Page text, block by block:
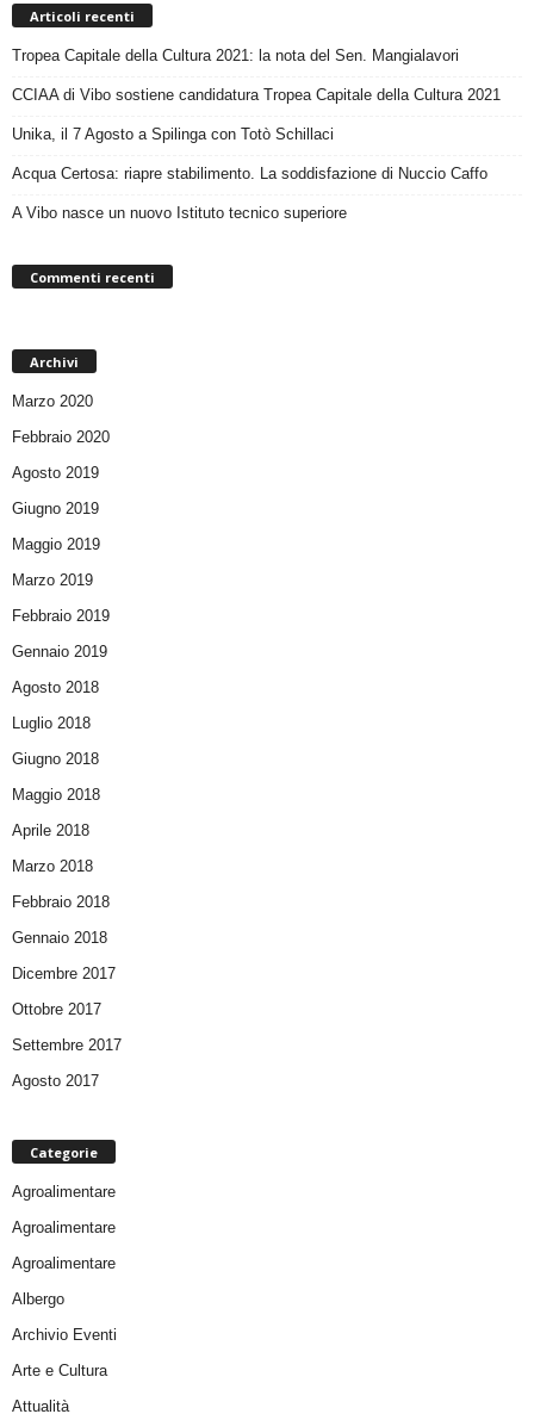
Articoli recenti
Tropea Capitale della Cultura 2021: la nota del Sen. Mangialavori
CCIAA di Vibo sostiene candidatura Tropea Capitale della Cultura 2021
Unika, il 7 Agosto a Spilinga con Totò Schillaci
Acqua Certosa: riapre stabilimento. La soddisfazione di Nuccio Caffo
A Vibo nasce un nuovo Istituto tecnico superiore
Commenti recenti
Archivi
Marzo 2020
Febbraio 2020
Agosto 2019
Giugno 2019
Maggio 2019
Marzo 2019
Febbraio 2019
Gennaio 2019
Agosto 2018
Luglio 2018
Giugno 2018
Maggio 2018
Aprile 2018
Marzo 2018
Febbraio 2018
Gennaio 2018
Dicembre 2017
Ottobre 2017
Settembre 2017
Agosto 2017
Categorie
Agroalimentare
Agroalimentare
Agroalimentare
Albergo
Archivio Eventi
Arte e Cultura
Attualità